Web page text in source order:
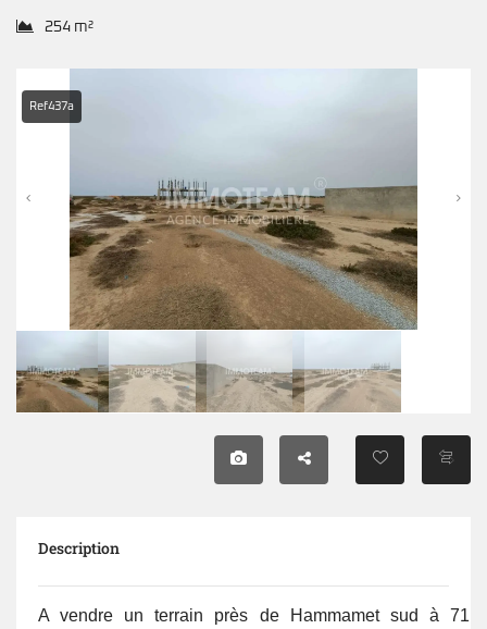
254 m²
Ref437a
Description
A vendre un terrain près de Hammamet sud à 71